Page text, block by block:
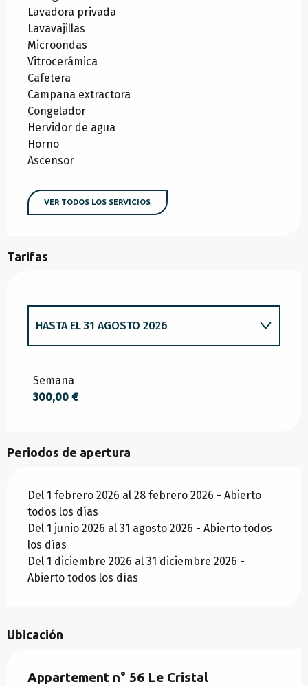
Lavadora privada
Lavavajillas
Microondas
Vitrocerámica
Cafetera
Campana extractora
Congelador
Hervidor de agua
Horno
Ascensor
VER TODOS LOS SERVICIOS
Tarifas
HASTA EL 31 AGOSTO 2026
Semana
300,00 €
Periodos de apertura
Del 1 febrero 2026 al 28 febrero 2026 - Abierto
todos los días
Del 1 junio 2026 al 31 agosto 2026 - Abierto todos
los días
Del 1 diciembre 2026 al 31 diciembre 2026 -
Abierto todos los días
Ubicación
Appartement n° 56 Le Cristal